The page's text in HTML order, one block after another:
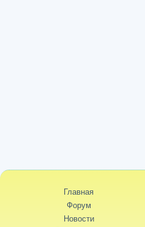
Главная
Форум
Новости